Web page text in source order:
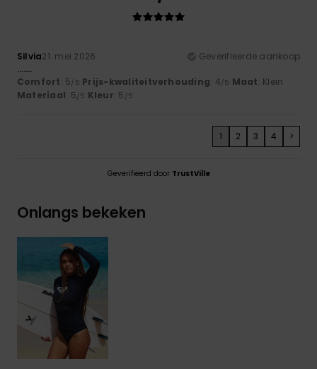
Silvia21. mei 2026
Geverifieerde aankoop
…….
Comfort: 5/5 Prijs-kwaliteitverhouding: 4/5 Maat: Klein
Materiaal: 5/5 Kleur: 5 /5
1 2 3 4 >
Geverifieerd door TrustVille
Onlangs bekeken